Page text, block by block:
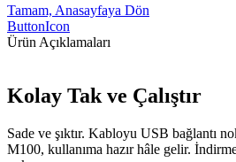
Tamam, Anasayfaya Dön
ButtonIcon
Ürün Açıklamaları
Kolay Tak ve Çalıştır
Sade ve şıktır. Kabloyu USB bağlantı
M100, kullanıma hazır hâle gelir.